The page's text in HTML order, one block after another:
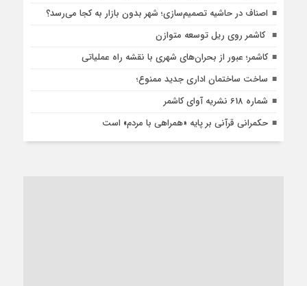
اصناف در حاشیه تصمیم‌سازی؛ شهر بدون بازار به کجا می‌رسد؟
کاشمر روی ریل توسعه متوازن
کاشمر؛ عبور از بحران‌های شهری با نقشه راه عملیاتی
ساخت ساختمان اداری جدید ممنوع؛
شماره 618 نشریه آوای کاشمر
حکمرانی قرآنی بر پایه «همراهی با مردم» است